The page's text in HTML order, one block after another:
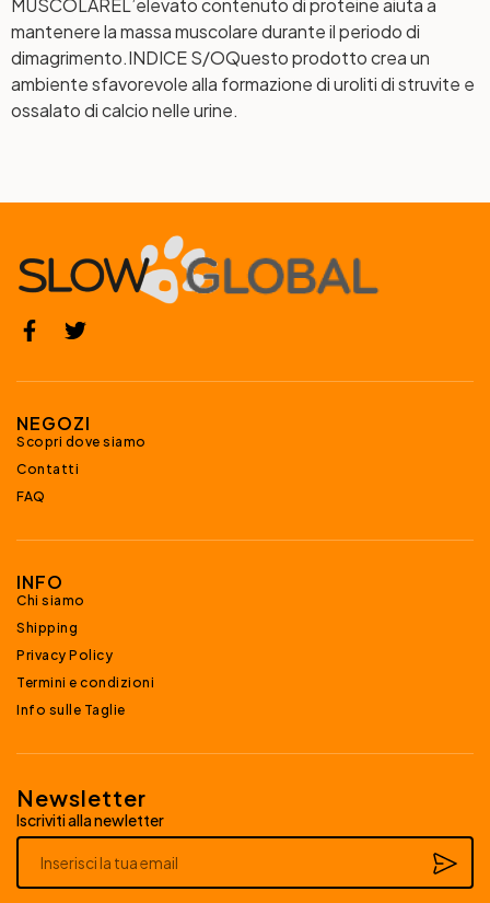
MUSCOLAREL’elevato contenuto di proteine aiuta a
mantenere la massa muscolare durante il periodo di
dimagrimento.INDICE S/OQuesto prodotto crea un
ambiente sfavorevole alla formazione di uroliti di struvite e
ossalato di calcio nelle urine.
NEGOZI
Scopri dove siamo
Contatti
FAQ
INFO
Chi siamo
Shipping
Privacy Policy
Termini e condizioni
Info sulle Taglie
Newsletter
Iscriviti alla newletter